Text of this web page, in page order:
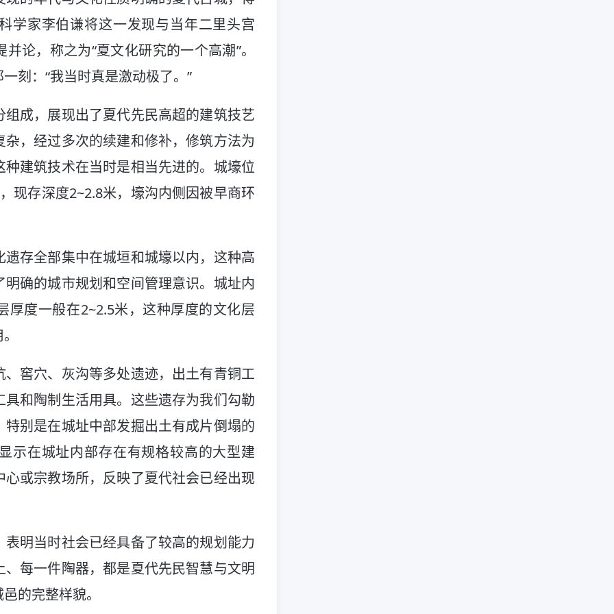
学家李伯谦将这一发现与当年二里头宫
论，称之为“夏文化研究的一个高潮”。
刻：“我当时真是激动极了。”
成，展现出了夏代先民高超的建筑技艺
，经过多次的续建和修补，修筑方法为
建筑技术在当时是相当先进的。城壕位
现存深度2~2.8米，壕沟内侧因被早商环
存全部集中在城垣和城壕以内，这种高
确的城市规划和空间管理意识。城址内
厚度一般在2~2.5米，这种厚度的文化层
窖穴、灰沟等多处遗迹，出土有青铜工
和陶制生活用具。这些遗存为我们勾勒
别是在城址中部发掘出土有成片倒塌的
示在城址内部存在有规格较高的大型建
或宗教场所，反映了夏代社会已经出现
明当时社会已经具备了较高的规划能力
每一件陶器，都是夏代先民智慧与文明
的完整样貌。